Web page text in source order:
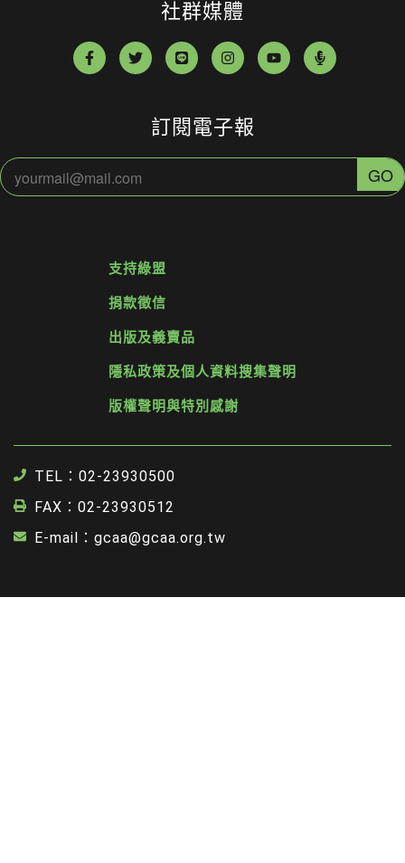
社群媒體
訂閱電子報
支持綠盟
捐款徵信
出版及義賣品
隱私政策及個人資料搜集聲明
版權聲明與特別感謝
TEL：02-23930500
FAX：02-23930512
E-mail：gcaa@gcaa.org.tw